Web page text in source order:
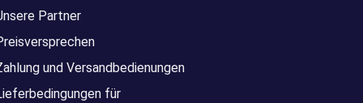
Partner
und Versandbedienungen
für